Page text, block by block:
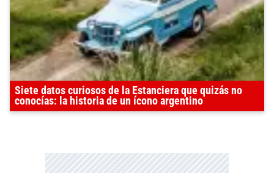
Siete datos curiosos de la Estanciera que quizás no
conocías: la historia de un ícono argentino